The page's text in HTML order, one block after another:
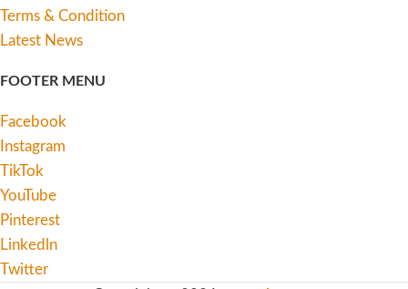
Terms & Condition
Latest News
FOOTER MENU
Facebook
Instagram
TikTok
YouTube
Pinterest
Linkedln
Twitter